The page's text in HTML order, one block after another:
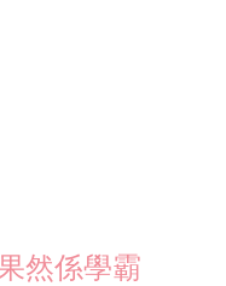
然係學霸